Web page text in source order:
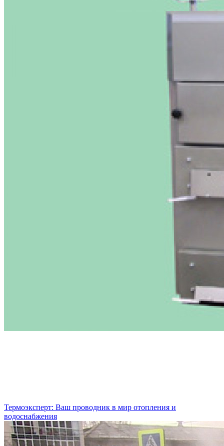
Термоэксперт: Ваш проводник в мир отопления и
водоснабжения